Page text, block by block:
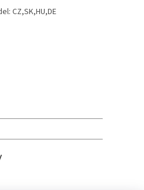
CZ,SK,HU,DE